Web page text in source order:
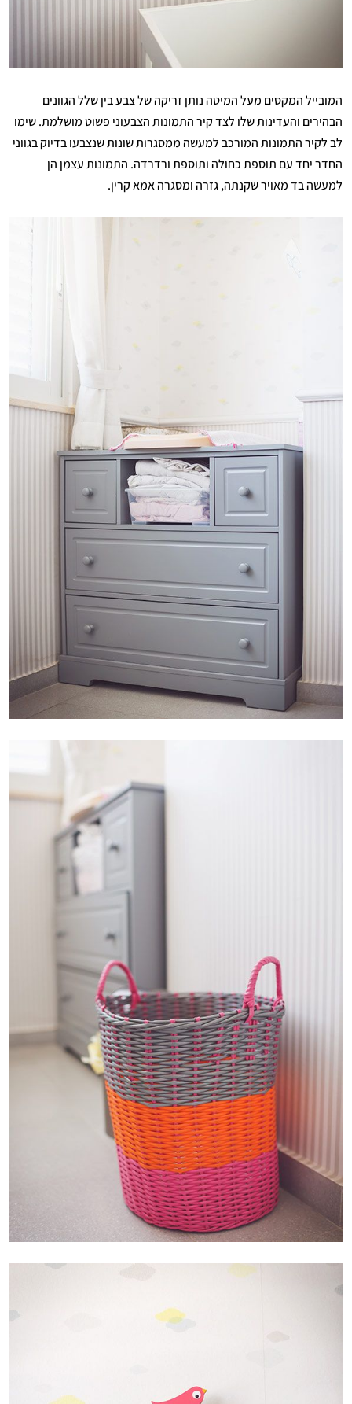
המובייל המקסים מעל המיטה נותן זריקה של צבע בין שלל הגוונים
הבהירים והעדינות שלו לצד קיר התמונות הצבעוני פשוט מושלמת. שימו
לב לקיר התמונות המורכב למעשה ממסגרות שונות שנצבעו בדיוק בגווני
החדר יחד עם תוספת כחולה ותוספת ורדרדה. התמונות עצמן הן
למעשה בד מאויר שקנתה, גזרה ומסגרה אמא קרין.